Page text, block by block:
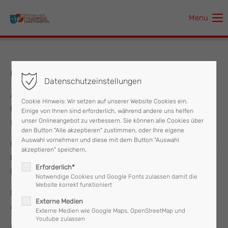
Der Eintrag "offcanvas-col1" existiert leider nicht.
Der Eintrag "offcanvas-col3" existiert leider nicht.
Der Eintrag "offcanvas-col4" existiert leider nicht.
Menu
05.07.2026 Türöffnung
Am Sonntag, dem 05. Juli, wurde die Feuerwehr
Mattighofen um 06:08 Uhr zu einer Türöffnung mit
Unfallverdacht in den Stadtplatz alarmiert.
Noch vor dem Eintreffen der Feuerwehr hatte sich die Polizei
bereits Zugang zur Wohnung schaffen können und
Entwarnung gegeben.
Der Bewohner hatte versehentlich seine Notfalluhr
ausgelöst.
Datenschutzeinstellungen
Cookie Hinweis: Wir setzen auf unserer Website Cookies ein.
Einige von Ihnen sind erforderlich, während andere uns helfen
unser Onlineangebot zu verbessern. Sie können alle Cookies über
den Button "Alle akzeptieren" zustimmen, oder Ihre eigene
Auswahl vornehmen und diese mit dem Button "Auswahl
akzeptieren" speichern.
Erforderlich*
Notwendige Cookies und Google Fonts zulassen damit die
Website korrekt funktioniert
Externe Medien
Externe Medien wie Google Maps, OpenStreetMap und
Youtube zulassen